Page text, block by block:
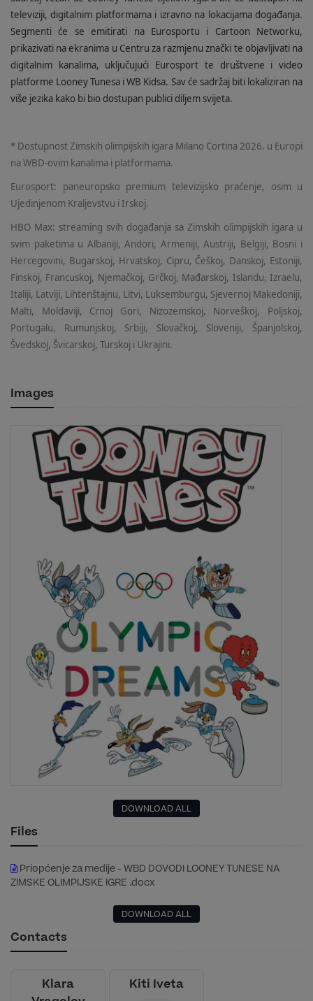
televiziji, digitalnim platformama i izravno na lokacijama događanja.
Segmenti će se emitirati na Eurosportu i Cartoon Networku,
prikazivati na ekranima u Centru za razmjenu znački te objavljivati na
digitalnim kanalima, uključujući Eurosport te društvene i video
platforme Looney Tunesa i WB Kidsa. Sav će sadržaj biti lokaliziran na
više jezika kako bi bio dostupan publici diljem svijeta.
* Dostupnost Zimskih olimpijskih igara Milano Cortina 2026. u Europi
na WBD-ovim kanalima i platformama.
Eurosport: paneuropsko premium televizijsko praćenje, osim u
Ujedinjenom Kraljevstvu i Irskoj.
HBO Max: streaming svih događanja sa Zimskih olimpijskih igara u
svim paketima u Albaniji, Andori, Armeniji, Austriji, Belgiji, Bosni i
Hercegovini, Bugarskoj, Hrvatskoj, Cipru, Češkoj, Danskoj, Estoniji,
Finskoj, Francuskoj, Njemačkoj, Grčkoj, Mađarskoj, Islandu, Izraelu,
Italiji, Latviji, Lihtenštajnu, Litvi, Luksemburgu, Sjevernoj Makedoniji,
Malti, Moldaviji, Crnoj Gori, Nizozemskoj, Norveškoj, Poljskoj,
Portugalu, Rumunjskoj, Srbiji, Slovačkoj, Sloveniji, Španjolskoj,
Švedskoj, Švicarskoj, Turskoj i Ukrajini.
Images
DOWNLOAD ALL
Files
Priopćenje za medije - WBD DOVODI LOONEY TUNESE NA
ZIMSKE OLIMPIJSKE IGRE .docx
DOWNLOAD ALL
Contacts
Klara
Kiti Iveta